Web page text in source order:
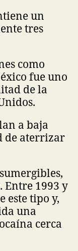
un
tres
como
fue uno
de la
a baja
de aterrizar
Entre 1993 y
este tipo y,
una
cerca